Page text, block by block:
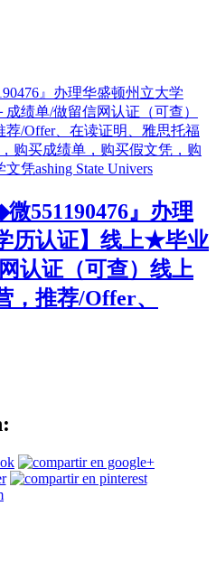
551190476』办理
历认证】线上★毕业
认证（可查）线上
，推荐/Offer、